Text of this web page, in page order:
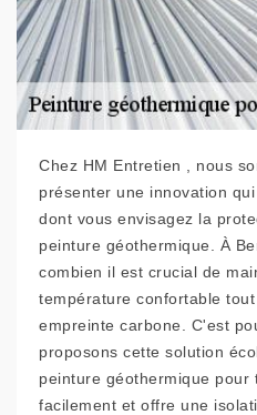
Chez HM Entretien , nous
présenter une innovation
dont vous envisagez la
peinture géothermique. À
combien il est crucial de
température confortable
empreinte carbone. C'est
proposons cette solution
peinture géothermique pour
facilement et offre une